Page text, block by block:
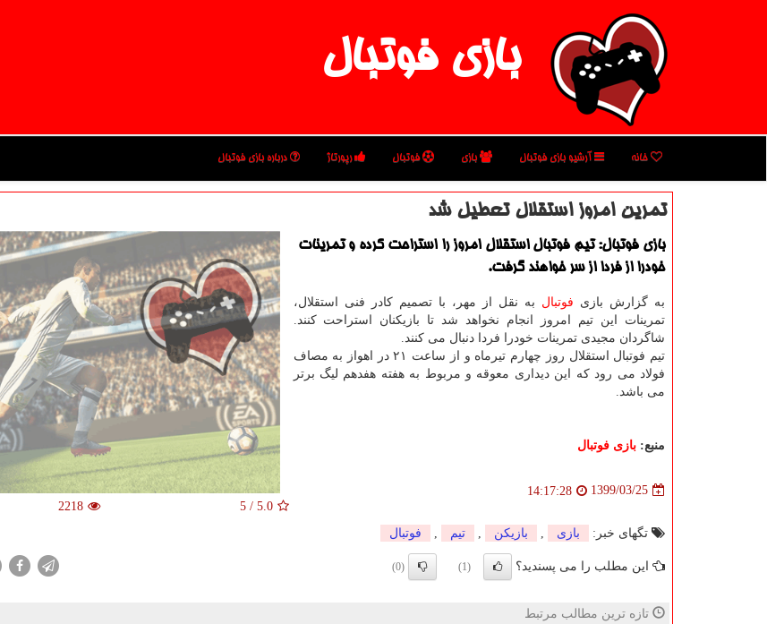
بازی فوتبال
خانه آرشیو بازی فوتبال بازی فوتبال رپورتاژ درباره بازی فوتبال
تمرین امروز استقلال تعطیل شد
بازی فوتبال: تیم فوتبال استقلال امروز را استراحت كرده و تمرینات
خودرا از فردا از سر خواهند گرفت.
به گزارش بازی فوتبال به نقل از مهر، با تصمیم کادر فنی استقلال،
تمرینات این تیم امروز انجام نخواهد شد تا بازیکنان استراحت کنند.
شاگردان مجیدی تمرینات خودرا فردا دنبال می کنند.
تیم فوتبال استقلال روز چهارم تیرماه و از ساعت ۲۱ در اهواز به مصاف
فولاد می رود که این دیداری معوقه و مربوط به هفته هفدهم لیگ برتر
می باشد.
منبع: بازی فوتبال
1399/03/25
14:17:28
5.0
/
5
2218
تگهای خبر:
بازی بازیكن تیم فوتبال
این مطلب را می پسندید؟ (1)
(0)
تازه ترین مطالب مرتبط